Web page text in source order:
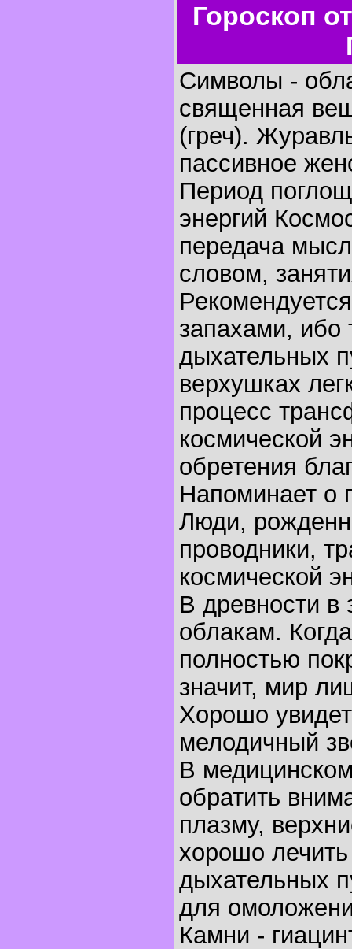
Гороскоп
Символы -
священная
(греч).
пассивное
Период
энергий
передача
словом,
запахами, ибо
дыхательных
верхушках
процесс
космической
обретения
Напоминает о
Люди,
проводники,
космической
В древности в
облакам.
полностью
значит, мир
Хорошо
мелодичный
В
обратить
плазму,
хорошо
дыхательных
для
Камни -